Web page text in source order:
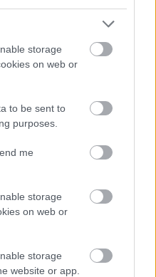
storage
on web or
to be sent to
purposes.
me
storage
on web or
storage
website or app.
túlmutató valódi,
többlet;
elhelyezést biztosító
új
dimenzió között.
család felismerte, hogy
a kezébe. Ahhoz, hogy a
Így a család cégalapításba
elkezdődhetett a 3D for All